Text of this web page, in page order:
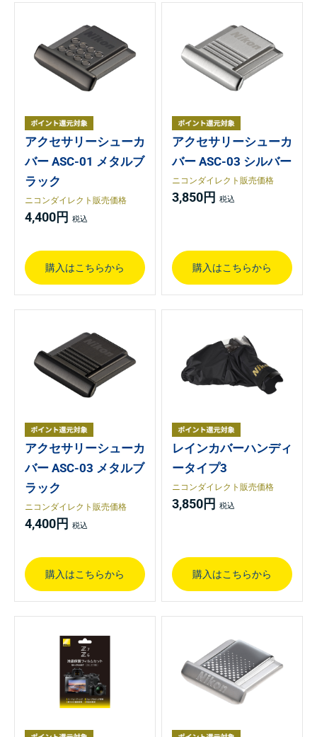
アクセサリーシューカ
バー ASC-01 メタルブ
ラック
ニコンダイレクト販売価格
4,400円
購入はこちらから
アクセサリーシューカ
バー ASC-03 シルバー
ニコンダイレクト販売価格
3,850円
購入はこちらから
アクセサリーシューカ
バー ASC-03 メタルブ
ラック
ニコンダイレクト販売価格
4,400円
購入はこちらから
レインカバーハンディ
ータイプ3
ニコンダイレクト販売価格
3,850円
購入はこちらから